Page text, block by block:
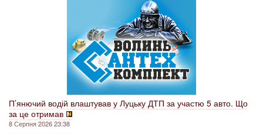
П’янючий водій влаштував у Луцьку ДТП за участю 5 авто. Що
за це отримав
8 Серпня 2026 23:38